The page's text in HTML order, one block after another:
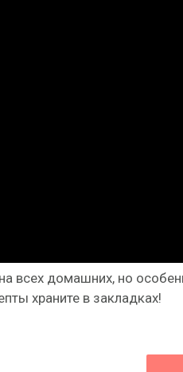
всех домашних, но
храните в закладках!